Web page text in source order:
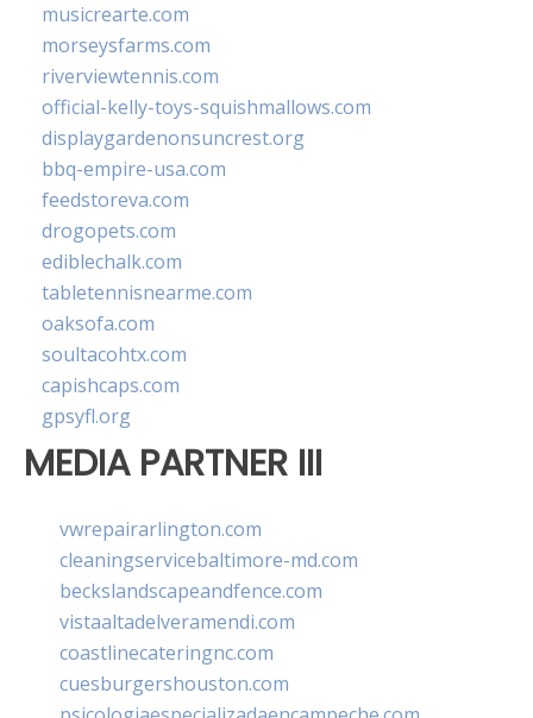
musicrearte.com
morseysfarms.com
riverviewtennis.com
official-kelly-toys-squishmallows.com
displaygardenonsuncrest.org
bbq-empire-usa.com
feedstoreva.com
drogopets.com
ediblechalk.com
tabletennisnearme.com
oaksofa.com
soultacohtx.com
capishcaps.com
gpsyfl.org
MEDIA PARTNER III
vwrepairarlington.com
cleaningservicebaltimore-md.com
beckslandscapeandfence.com
vistaaltadelveramendi.com
coastlinecateringnc.com
cuesburgershouston.com